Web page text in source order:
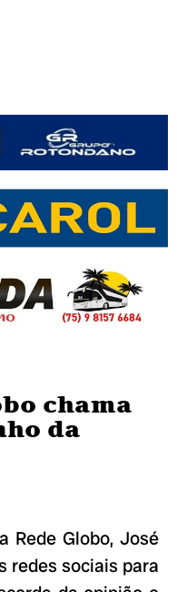
chama
da
Rede Globo, José
redes sociais para